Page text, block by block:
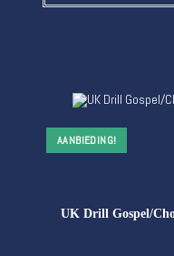
AANBIEDING!
UK Drill Gospel/